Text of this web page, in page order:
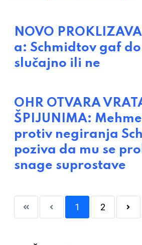
NOVO
a: Schmidtov gaf
slučajno ili ne
OHR OTVARA
ŠPIJUNIMA:
protiv negiranja
poziva da mu se
snage suprostave
1 2